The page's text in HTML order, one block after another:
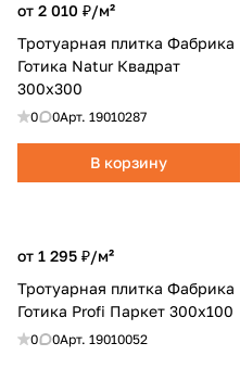
от 2 010 ₽/м²
Тротуарная плитка Фабрика
Готика Natur Квадрат
300x300
0 0Арт. 19010287
В корзину
от 1 295 ₽/м²
Тротуарная плитка Фабрика
Готика Profi Паркет 300x100
0 0Арт. 19010052